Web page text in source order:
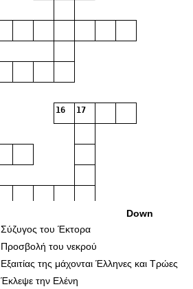
16 17
Down
Σύζυγος του Έκτορα
Προσβολή του νεκρού
Εξαιτίας της μάχονται Έλληνες και Τρώες
Έκλεψε την Ελένη